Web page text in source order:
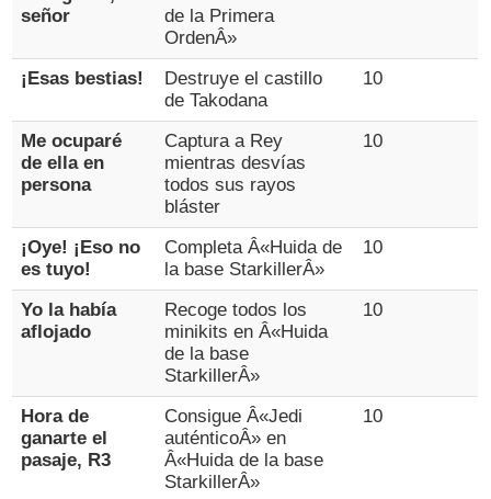
señor
de la Primera
OrdenÂ»
¡Esas bestias!
Destruye el castillo
de Takodana
10
Me ocuparé
de ella en
persona
Captura a Rey
mientras desvías
todos sus rayos
bláster
10
¡Oye! ¡Eso no
es tuyo!
Completa Â«Huida de
la base StarkillerÂ»
10
Yo la había
aflojado
Recoge todos los
minikits en Â«Huida
de la base
StarkillerÂ»
10
Hora de
ganarte el
pasaje, R3
Consigue Â«Jedi
auténticoÂ» en
Â«Huida de la base
StarkillerÂ»
10